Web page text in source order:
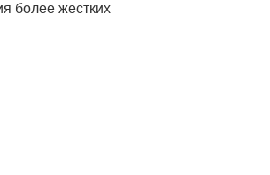
более жестких